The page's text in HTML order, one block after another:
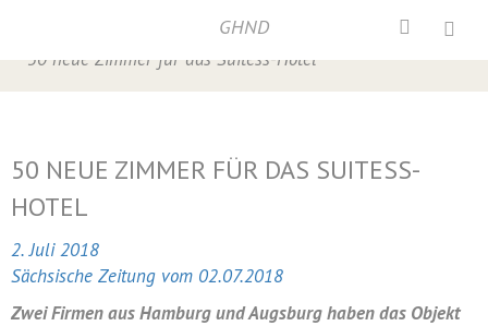
Presse 2018,
/
50 neue Zimmer für das Suitess-Hotel
50 NEUE ZIMMER FÜR DAS SUITESS-
HOTEL
2. Juli 2018
Sächsische Zeitung vom 02.07.2018
Zwei Firmen aus Hamburg und Augsburg haben das Objekt
GHND